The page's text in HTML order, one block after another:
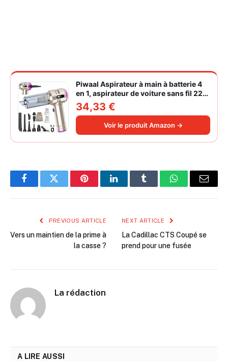
Piwaal Aspirateur à main à batterie 4
en 1, aspirateur de voiture sans fil 22
000 Pa avec moteur sans balais,
souffleur électrique à air comprimé
220 000 tr/min 3 vitesses pour poils
d'animaux
34,33 €
Voir le produit Amazon →
FacebookTwitter PinterestLinkedInTumblr WhatsAppEmail
PREVIOUS ARTICLE
Vers un maintien de la prime à
la casse ?
NEXT ARTICLE
La Cadillac CTS Coupé se
prend pour une fusée
La rédaction
A LIRE AUSSI